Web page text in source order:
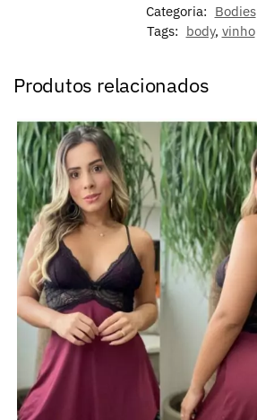
Categoria: Bodies
Tags: body, vinho
Produtos relacionados